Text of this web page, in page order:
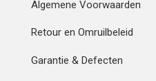
Algemene Voorwaarden
Retour en Omruilbeleid
Garantie & Defecten